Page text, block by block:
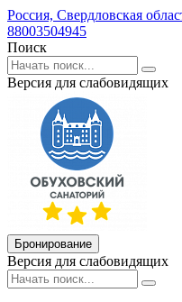
Россия, Свердловская
88003504945
Поиск
Версия для слабовидящих
Бронирование
Версия для слабовидящих